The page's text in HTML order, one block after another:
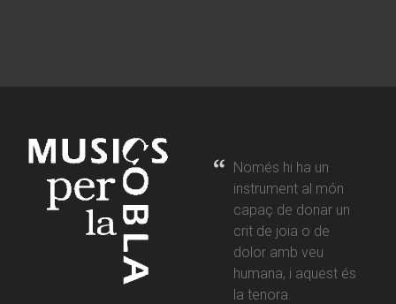
Només hi ha un
instrument al món
capaç de donar un
crit de joia o de
dolor amb veu
humana, i aquest és
la tenora.